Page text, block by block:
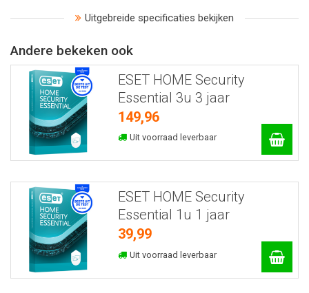
Uitgebreide specificaties bekijken
Andere bekeken ook
ESET HOME Security
Essential 3u 3 jaar
149,96
Uit voorraad leverbaar
ESET HOME Security
Essential 1u 1 jaar
39,99
Uit voorraad leverbaar